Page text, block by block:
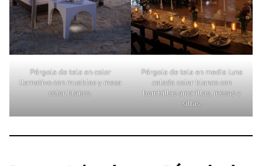
Pérgola de tela en color
llamativo con muebles y mesa
color blanco.
Pérgola de tela en media luna
calada color blanco con
bombillas amarillas, mesas y
sillas.